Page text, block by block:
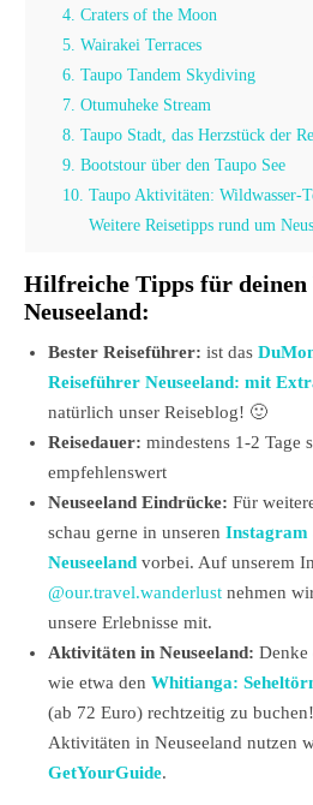
4. Craters of the Moon
5. Wairakei Terraces
6. Taupo Tandem Skydiving
7. Otumuheke Stream
8. Taupo Stadt, das Herzstück der
9. Bootstour über den Taupo See
10. Taupo Aktivitäten: Wildwasser-
Weitere Reisetipps rund um
Hilfreiche Tipps für
Neuseeland:
Bester Reiseführer: ist das
Reiseführer Neuseeland: mit
natürlich unser Reiseblog! 🙂
Reisedauer: mindestens 1-2 Tage
empfehlenswert
Neuseeland Eindrücke: Für
schau gerne in unseren Instagram
Neuseeland vorbei. Auf unserem
@our.travel.wanderlust nehmen
unsere Erlebnisse mit.
Aktivitäten in Neuseeland: Denke
wie etwa den Whitianga:
(ab 72 Euro) rechtzeitig zu
Aktivitäten in Neuseeland nutzen
GetYourGuide.